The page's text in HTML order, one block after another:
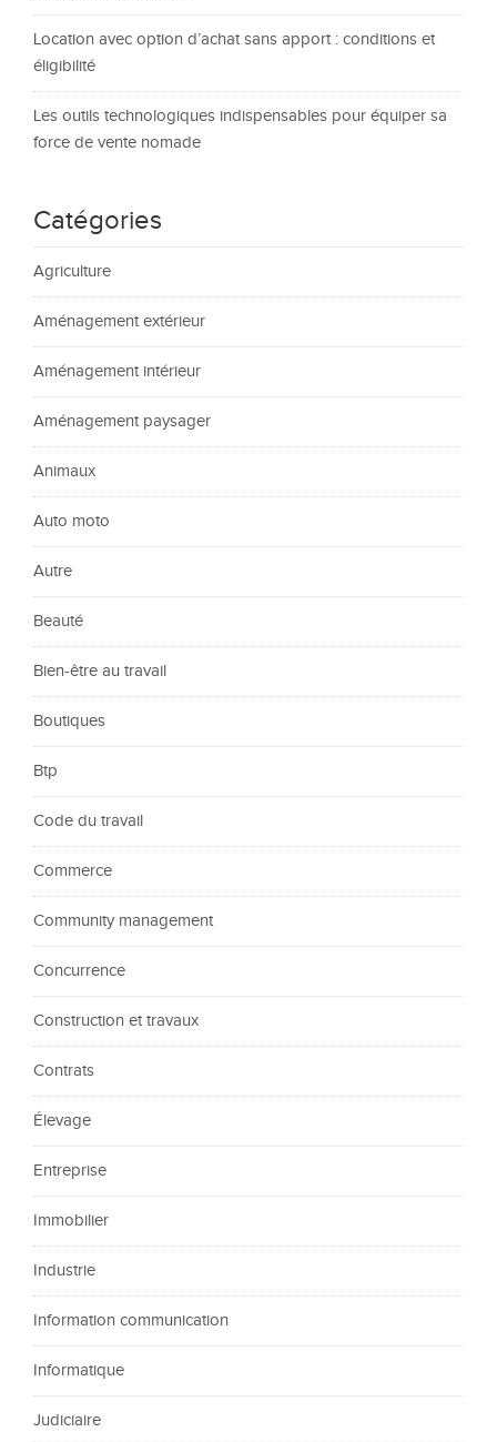
Location avec option d’achat sans apport : conditions et
éligibilité
Les outils technologiques indispensables pour équiper sa
force de vente nomade
Catégories
Agriculture
Aménagement extérieur
Aménagement intérieur
Aménagement paysager
Animaux
Auto moto
Autre
Beauté
Bien-être au travail
Boutiques
Btp
Code du travail
Commerce
Community management
Concurrence
Construction et travaux
Contrats
Élevage
Entreprise
Immobilier
Industrie
Information communication
Informatique
Judiciaire